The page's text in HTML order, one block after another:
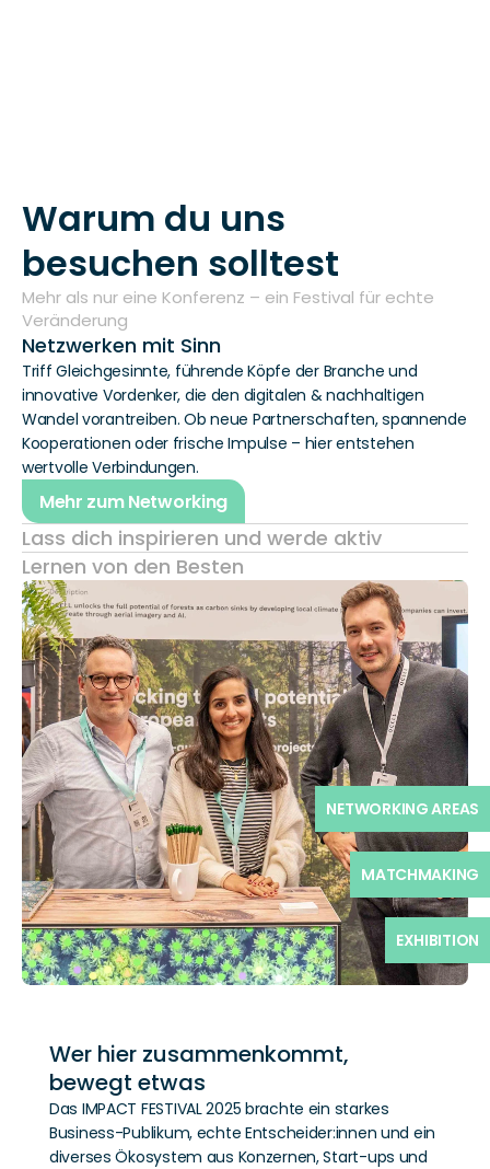
Warum du uns
besuchen solltest
Mehr als nur eine Konferenz – ein Festival für echte
Veränderung
Netzwerken mit Sinn
Triff Gleichgesinnte, führende Köpfe der Branche und
innovative Vordenker, die den digitalen & nachhaltigen
Wandel vorantreiben. Ob neue Partnerschaften, spannende
Kooperationen oder frische Impulse – hier entstehen
wertvolle Verbindungen.
Mehr zum Networking
Lass dich inspirieren und werde aktiv
Lernen von den Besten
NETWORKING AREAS
MATCHMAKING
EXHIBITION
Wer hier zusammenkommt,
bewegt etwas
Das IMPACT FESTIVAL 2025 brachte ein starkes
Business-Publikum, echte Entscheider:innen und ein
diverses Ökosystem aus Konzernen, Start-ups und